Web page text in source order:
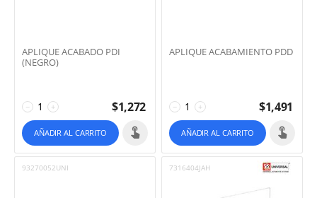
APLIQUE ACABADO PDI
(NEGRO)
+
− $1,272
AÑADIR AL CARRITO
APLIQUE ACABAMIENTO PDD
+
− $1,491
AÑADIR AL CARRITO
93270052UNI 7316404JAH